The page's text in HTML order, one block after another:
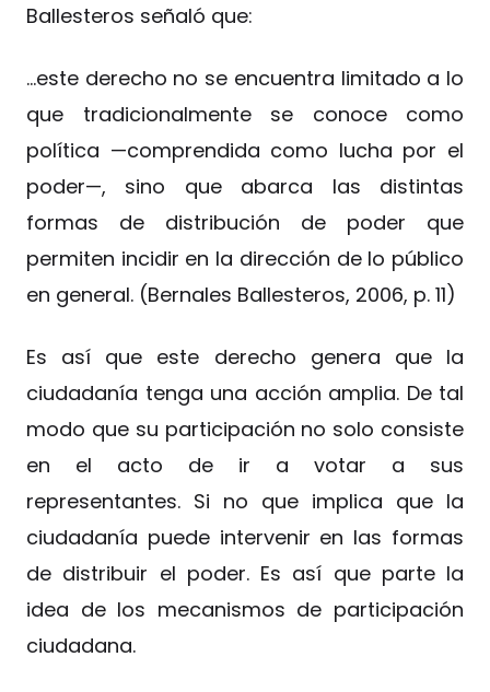
Ballesteros señaló que:
…este derecho no se encuentra limitado a lo
que tradicionalmente se conoce como
política —comprendida como lucha por el
poder—, sino que abarca las distintas
formas de distribución de poder que
permiten incidir en la dirección de lo público
en general. (Bernales Ballesteros, 2006, p. 11)
Es así que este derecho genera que la
ciudadanía tenga una acción amplia. De tal
modo que su participación no solo consiste
en el acto de ir a votar a sus
representantes. Si no que implica que la
ciudadanía puede intervenir en las formas
de distribuir el poder. Es así que parte la
idea de los mecanismos de participación
ciudadana.